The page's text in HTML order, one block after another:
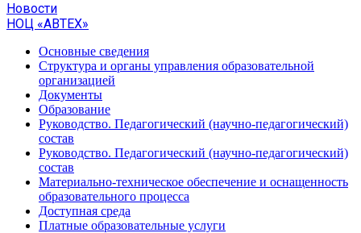
Новости
НОЦ «АВТЕХ»
Основные сведения
Структура и органы управления образовательной
организацией
Документы
Образование
Руководство. Педагогический (научно-педагогический)
состав
Руководство. Педагогический (научно-педагогический)
состав
Материально-техническое обеспечение и оснащенность
образовательного процесса
Доступная среда
Платные образовательные услуги